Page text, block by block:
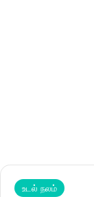
உடல் நலம்